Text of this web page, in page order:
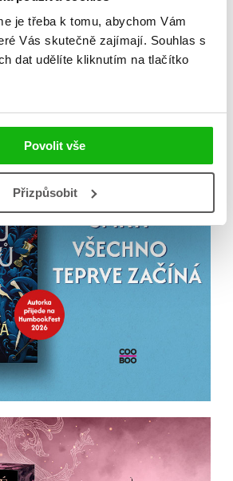
je třeba k tomu, abychom Vám
Vás skutečně zajímají. Souhlas s
dat udělíte kliknutím na tlačítko
Povolit vše
Přizpůsobit